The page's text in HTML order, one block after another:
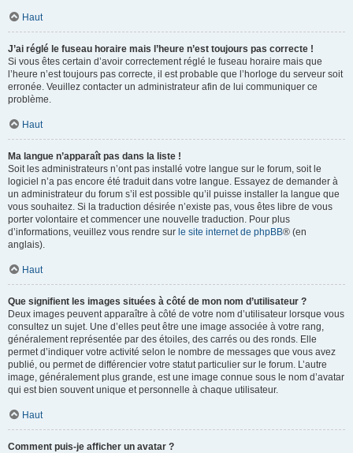
Haut
J’ai réglé le fuseau horaire mais l’heure n’est toujours pas correcte !
Si vous êtes certain d’avoir correctement réglé le fuseau horaire mais que
l’heure n’est toujours pas correcte, il est probable que l’horloge du serveur soit
erronée. Veuillez contacter un administrateur afin de lui communiquer ce
problème.
Haut
Ma langue n’apparaît pas dans la liste !
Soit les administrateurs n’ont pas installé votre langue sur le forum, soit le
logiciel n’a pas encore été traduit dans votre langue. Essayez de demander à
un administrateur du forum s’il est possible qu’il puisse installer la langue que
vous souhaitez. Si la traduction désirée n’existe pas, vous êtes libre de vous
porter volontaire et commencer une nouvelle traduction. Pour plus
d’informations, veuillez vous rendre sur le site internet de phpBB® (en
anglais).
Haut
Que signifient les images situées à côté de mon nom d’utilisateur ?
Deux images peuvent apparaître à côté de votre nom d’utilisateur lorsque vous
consultez un sujet. Une d’elles peut être une image associée à votre rang,
généralement représentée par des étoiles, des carrés ou des ronds. Elle
permet d’indiquer votre activité selon le nombre de messages que vous avez
publié, ou permet de différencier votre statut particulier sur le forum. L’autre
image, généralement plus grande, est une image connue sous le nom d’avatar
qui est bien souvent unique et personnelle à chaque utilisateur.
Haut
Comment puis-je afficher un avatar ?